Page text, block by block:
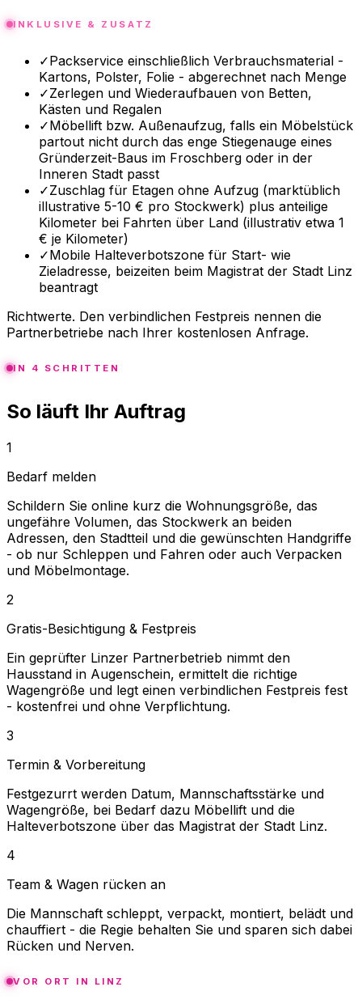
INKLUSIVE & ZUSATZ
✓Packservice einschließlich Verbrauchsmaterial -
Kartons, Polster, Folie - abgerechnet nach Menge
✓Zerlegen und Wiederaufbauen von Betten,
Kästen und Regalen
✓Möbellift bzw. Außenaufzug, falls ein Möbelstück
partout nicht durch das enge Stiegenauge eines
Gründerzeit-Baus im Froschberg oder in der
Inneren Stadt passt
✓Zuschlag für Etagen ohne Aufzug (marktüblich
illustrative 5-10 € pro Stockwerk) plus anteilige
Kilometer bei Fahrten über Land (illustrativ etwa 1
€ je Kilometer)
✓Mobile Halteverbotszone für Start- wie
Zieladresse, beizeiten beim Magistrat der Stadt Linz
beantragt
Richtwerte. Den verbindlichen Festpreis nennen die
Partnerbetriebe nach Ihrer kostenlosen Anfrage.
IN 4 SCHRITTEN
So läuft Ihr Auftrag
1
Bedarf melden
Schildern Sie online kurz die Wohnungsgröße, das
ungefähre Volumen, das Stockwerk an beiden
Adressen, den Stadtteil und die gewünschten Handgriffe
- ob nur Schleppen und Fahren oder auch Verpacken
und Möbelmontage.
2
Gratis-Besichtigung & Festpreis
Ein geprüfter Linzer Partnerbetrieb nimmt den
Hausstand in Augenschein, ermittelt die richtige
Wagengröße und legt einen verbindlichen Festpreis fest
- kostenfrei und ohne Verpflichtung.
3
Termin & Vorbereitung
Festgezurrt werden Datum, Mannschaftsstärke und
Wagengröße, bei Bedarf dazu Möbellift und die
Halteverbotszone über das Magistrat der Stadt Linz.
4
Team & Wagen rücken an
Die Mannschaft schleppt, verpackt, montiert, belädt und
chauffiert - die Regie behalten Sie und sparen sich dabei
Rücken und Nerven.
VOR ORT IN LINZ